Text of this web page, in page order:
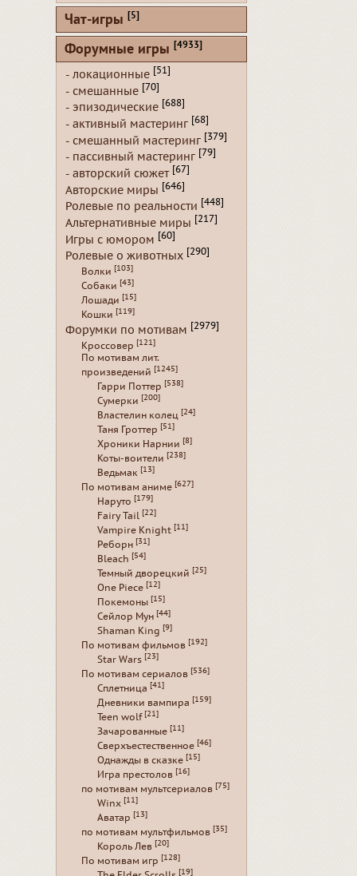
Чат-игры [5]
Форумные игры [4933]
- локационные [51]
- смешанные [70]
- эпизодические [688]
- активный мастеринг [68]
- смешанный мастеринг [379]
- пассивный мастеринг [79]
- авторский сюжет [67]
Авторские миры [646]
Ролевые по реальности [448]
Альтернативные миры [217]
Игры с юмором [60]
Ролевые о животных [290]
Волки [103]
Собаки [43]
Лошади [15]
Кошки [119]
Форумки по мотивам [2979]
Кроссовер [121]
По мотивам лит.
произведений [1245]
Гарри Поттер [538]
Сумерки [200]
Властелин колец [24]
Таня Гроттер [51]
Хроники Нарнии [8]
Коты-воители [238]
Ведьмак [13]
По мотивам аниме [627]
Наруто [179]
Fairy Tail [22]
Vampire Knight [11]
Реборн [31]
Bleach [54]
Темный дворецкий [25]
One Piece [12]
Покемоны [15]
Сейлор Мун [44]
Shaman King [9]
По мотивам фильмов [192]
Star Wars [23]
По мотивам сериалов [536]
Сплетница [41]
Дневники вампира [159]
Teen wolf [21]
Зачарованные [11]
Сверхъестественное [46]
Однажды в сказке [15]
Игра престолов [16]
по мотивам мультсериалов [75]
Winx [11]
Аватар [13]
по мотивам мультфильмов [35]
Король Лев [20]
По мотивам игр [128]
[19]